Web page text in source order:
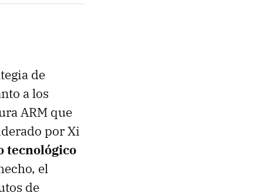
de
a los
ARM que
por Xi
tecnológico
el
de